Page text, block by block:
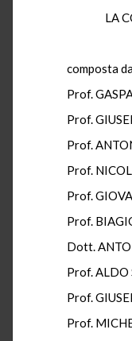
LA
composta
Prof.
Prof.
Prof.
Prof.
Prof.
Prof.
Dott.
Prof. ALDO
Prof.
Prof.